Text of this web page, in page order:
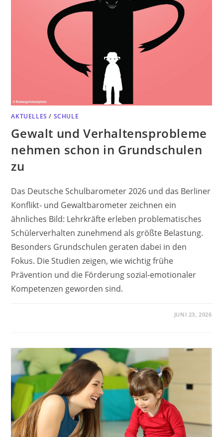
AKTUELLES / SCHULE
Gewalt und Verhaltensprobleme
nehmen schon in Grundschulen
zu
Das Deutsche Schulbarometer 2026 und das Berliner
Konflikt- und Gewaltbarometer zeichnen ein
ähnliches Bild: Lehrkräfte erleben problematisches
Schülerverhalten zunehmend als größte Belastung.
Besonders Grundschulen geraten dabei in den
Fokus. Die Studien zeigen, wie wichtig frühe
Prävention und die Förderung sozial-emotionaler
Kompetenzen geworden sind.
JUNI 23, 2026